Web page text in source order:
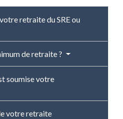
retraite du SRE ou
de retraite ?
soumise votre
votre retraite